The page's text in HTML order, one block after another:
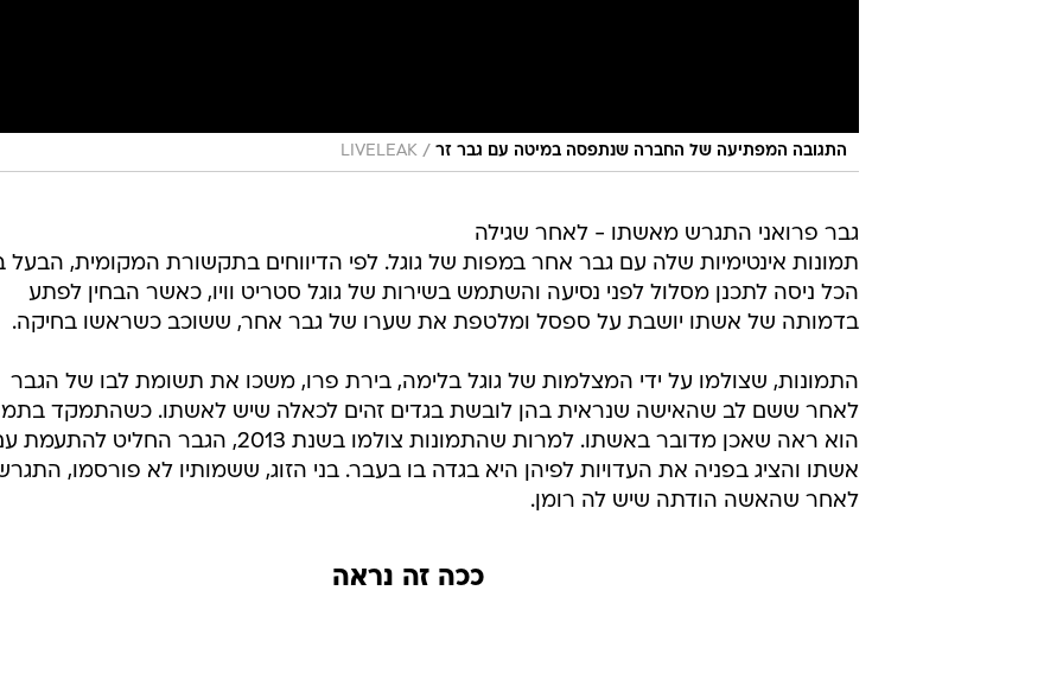
התגובה המפתיעה של החברה שנתפסה במיטה עם גבר זר /
LIVELEAK
גבר פרואני התגרש מאשתו - לאחר שגילה
תמונות אינטימיות שלה עם גבר אחר במפות של גוגל. לפי הדיווחים בתקשורת המקומית, הבעל
הכל ניסה לתכנן מסלול לפני נסיעה והשתמש בשירות של גוגל סטריט וויו, כאשר הבחין לפתע
בדמותה של אשתו יושבת על ספסל ומלטפת את שערו של גבר אחר, ששוכב כשראשו בחיקה.
התמונות, שצולמו על ידי המצלמות של גוגל בלימה, בירת פרו, משכו את תשומת לבו של הגבר
לאחר ששם לב שהאישה שנראית בהן לובשת בגדים זהים לכאלה שיש לאשתו. כשהתמקד
הוא ראה שאכן מדובר באשתו. למרות שהתמונות צולמו בשנת 2013, הגבר החליט
אשתו והציג בפניה את העדויות לפיהן היא בגדה בו בעבר. בני הזוג, ששמותיו לא פורסמו,
לאחר שהאשה הודתה שיש לה רומן.
ככה זה נראה